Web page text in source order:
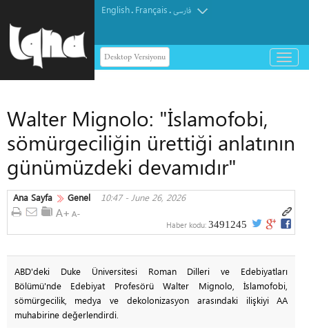
English. Français.فارسی
Desktop Versiyonu
باز
و
Walter Mignolo: "İslamofobi,
sömürgeciliğin ürettiği anlatının
günümüzdeki devamıdır"
Ana Sayfa Genel 10:47 - June 26, 2026
Haber kodu: 3491245
ABD'deki Duke Üniversitesi Roman Dilleri ve Edebiyatları
Bölümü'nde Edebiyat Profesörü Walter Mignolo, İslamofobi,
sömürgecilik, medya ve dekolonizasyon arasındaki ilişkiyi AA
muhabirine değerlendirdi.